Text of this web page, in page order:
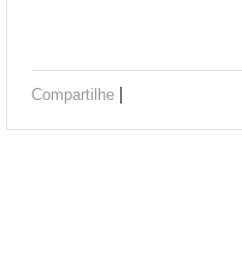
Compartilhe |